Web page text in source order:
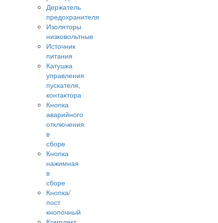
Держатель
предохранителя
Изоляторы
низковольтные
Источник
питания
Катушка
управления
пускателя,
контактора
Кнопка
аварийного
отключения
в
сборе
Кнопка
нажимная
в
сборе
Кнопка/
пост
кнопочный